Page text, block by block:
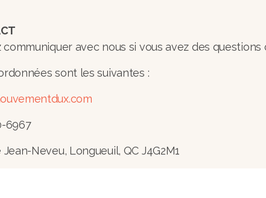
communiquer avec nous si vous avez des
sont les suivantes :
6967
Neveu, Longueuil, QC J4G2M1